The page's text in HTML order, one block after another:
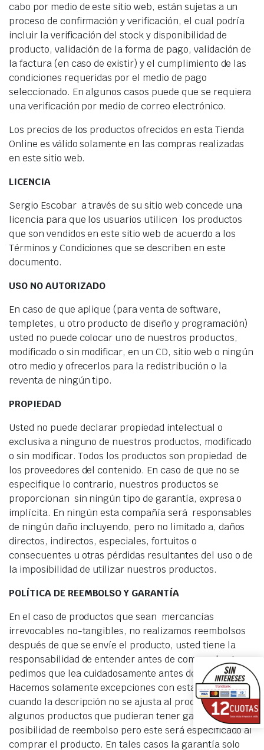
cabo por medio de este sitio web, están sujetas a un
proceso de confirmación y verificación, el cual podría
incluir la verificación del stock y disponibilidad de
producto, validación de la forma de pago, validación de
la factura (en caso de existir) y el cumplimiento de las
condiciones requeridas por el medio de pago
seleccionado. En algunos casos puede que se requiera
una verificación por medio de correo electrónico.
Los precios de los productos ofrecidos en esta Tienda
Online es válido solamente en las compras realizadas
en este sitio web.
LICENCIA
Sergio Escobar a través de su sitio web concede una
licencia para que los usuarios utilicen los productos
que son vendidos en este sitio web de acuerdo a los
Términos y Condiciones que se describen en este
documento.
USO NO AUTORIZADO
En caso de que aplique (para venta de software,
templetes, u otro producto de diseño y programación)
usted no puede colocar uno de nuestros productos,
modificado o sin modificar, en un CD, sitio web o ningún
otro medio y ofrecerlos para la redistribución o la
reventa de ningún tipo.
PROPIEDAD
Usted no puede declarar propiedad intelectual o
exclusiva a ninguno de nuestros productos, modificado
o sin modificar. Todos los productos son propiedad de
los proveedores del contenido. En caso de que no se
especifique lo contrario, nuestros productos se
proporcionan sin ningún tipo de garantía, expresa o
implícita. En ningún esta compañía será responsables
de ningún daño incluyendo, pero no limitado a, daños
directos, indirectos, especiales, fortuitos o
consecuentes u otras pérdidas resultantes del uso o de
la imposibilidad de utilizar nuestros productos.
POLÍTICA DE REEMBOLSO Y GARANTÍA
En el caso de productos que sean mercancías
irrevocables no-tangibles, no realizamos reembolsos
después de que se envíe el producto, usted tiene la
responsabilidad de entender antes de comprarlo. Le
pedimos que lea cuidadosamente antes de comprarlo.
Hacemos solamente excepciones con esta regla
cuando la descripción no se ajusta al producto. Hay
algunos productos que pudieran tener garantía y
posibilidad de reembolso pero este será especificado al
comprar el producto. En tales casos la garantía solo